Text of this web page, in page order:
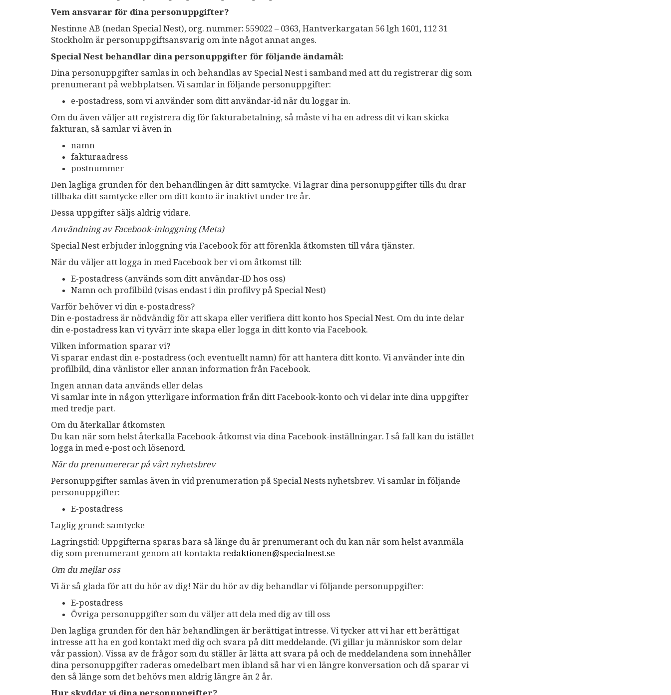
Vem ansvarar för dina personuppgifter?
Nestinne AB (nedan Special Nest), org. nummer: 559022 – 0363, Hantverkargatan 56 lgh 1601, 112 31
Stockholm är personuppgiftsansvarig om inte något annat anges.
Special Nest behandlar dina personuppgifter för följande ändamål:
Dina personuppgifter samlas in och behandlas av Special Nest i samband med att du registrerar dig som
prenumerant på webbplatsen. Vi samlar in följande personuppgifter:
e-postadress, som vi använder som ditt användar-id när du loggar in.
Om du även väljer att registrera dig för fakturabetalning, så måste vi ha en adress dit vi kan skicka
fakturan, så samlar vi även in
namn
fakturaadress
postnummer
Den lagliga grunden för den behandlingen är ditt samtycke. Vi lagrar dina personuppgifter tills du drar
tillbaka ditt samtycke eller om ditt konto är inaktivt under tre år.
Dessa uppgifter säljs aldrig vidare.
Användning av Facebook-inloggning (Meta)
Special Nest erbjuder inloggning via Facebook för att förenkla åtkomsten till våra tjänster.
När du väljer att logga in med Facebook ber vi om åtkomst till:
E-postadress (används som ditt användar-ID hos oss)
Namn och profilbild (visas endast i din profilvy på Special Nest)
Varför behöver vi din e-postadress?
Din e-postadress är nödvändig för att skapa eller verifiera ditt konto hos Special Nest. Om du inte delar
din e-postadress kan vi tyvärr inte skapa eller logga in ditt konto via Facebook.
Vilken information sparar vi?
Vi sparar endast din e-postadress (och eventuellt namn) för att hantera ditt konto. Vi använder inte din
profilbild, dina vänlistor eller annan information från Facebook.
Ingen annan data används eller delas
Vi samlar inte in någon ytterligare information från ditt Facebook-konto och vi delar inte dina uppgifter
med tredje part.
Om du återkallar åtkomsten
Du kan när som helst återkalla Facebook-åtkomst via dina Facebook-inställningar. I så fall kan du istället
logga in med e-post och lösenord.
När du prenumererar på vårt nyhetsbrev
Personuppgifter samlas även in vid prenumeration på Special Nests nyhetsbrev. Vi samlar in följande
personuppgifter:
E-postadress
Laglig grund: samtycke
Lagringstid: Uppgifterna sparas bara så länge du är prenumerant och du kan när som helst avanmäla
dig som prenumerant genom att kontakta redaktionen@specialnest.se
Om du mejlar oss
Vi är så glada för att du hör av dig! När du hör av dig behandlar vi följande personuppgifter:
E-postadress
Övriga personuppgifter som du väljer att dela med dig av till oss
Den lagliga grunden för den här behandlingen är berättigat intresse. Vi tycker att vi har ett berättigat
intresse att ha en god kontakt med dig och svara på ditt meddelande. (Vi gillar ju människor som delar
vår passion). Vissa av de frågor som du ställer är lätta att svara på och de meddelandena som innehåller
dina personuppgifter raderas omedelbart men ibland så har vi en längre konversation och då sparar vi
den så länge som det behövs men aldrig längre än 2 år.
Hur skyddar vi dina personuppgifter?